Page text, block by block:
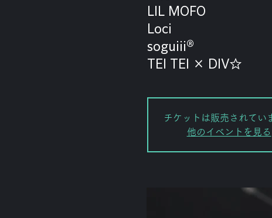
LIL MOFO
Loci
soguiii®︎
TEI TEI × DIV☆
チケットは販売されてい
他のイベントを見る